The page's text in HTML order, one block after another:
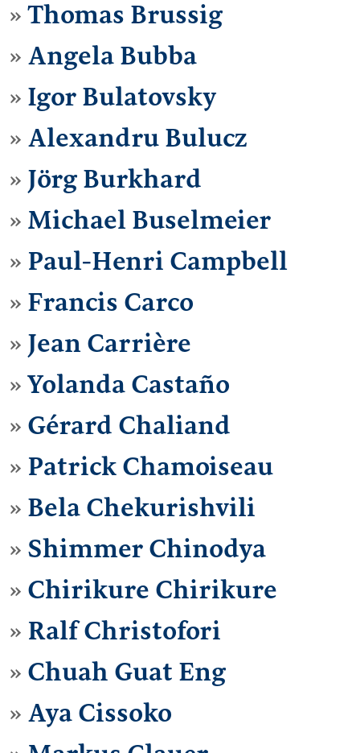
Thomas Brussig
Angela Bubba
Igor Bulatovsky
Alexandru Bulucz
Jörg Burkhard
Michael Buselmeier
Paul-Henri Campbell
Francis Carco
Jean Carrière
Yolanda Castaño
Gérard Chaliand
Patrick Chamoiseau
Bela Chekurishvili
Shimmer Chinodya
Chirikure Chirikure
Ralf Christofori
Chuah Guat Eng
Aya Cissoko